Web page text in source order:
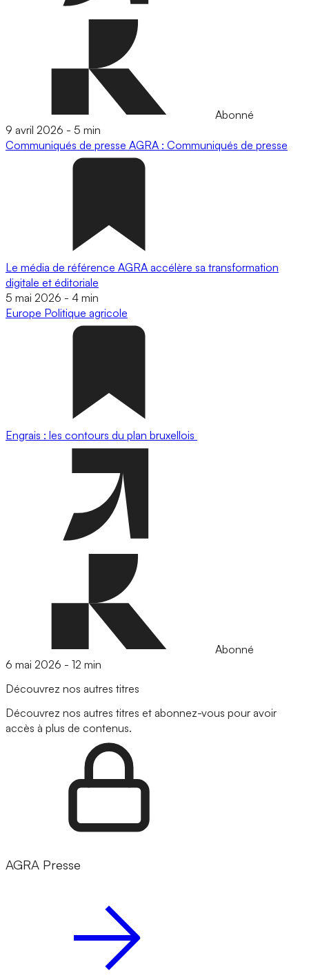
Abonné
9 avril 2026 - 5 min
Communiqués de presse AGRA : Communiqués de presse
Le média de référence AGRA accélère sa transformation
digitale et éditoriale
5 mai 2026 - 4 min
Europe Politique agricole
Engrais : les contours du plan bruxellois
Abonné
6 mai 2026 - 12 min
Découvrez nos autres titres
Découvrez nos autres titres et abonnez-vous pour avoir
accès à plus de contenus.
AGRA Presse